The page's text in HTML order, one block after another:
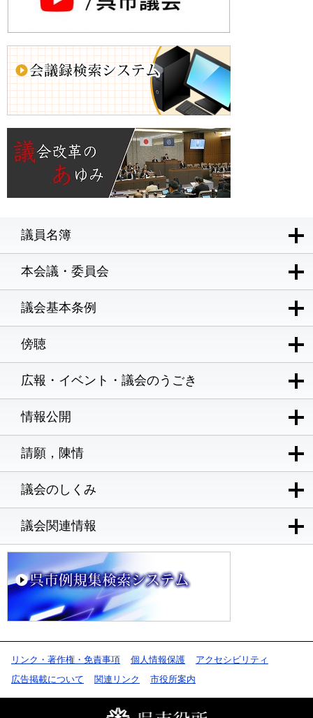
議員名簿
本会議・委員会
議会基本条例
傍聴
広報・イベント・議会のうごき
情報公開
請願，陳情
議会のしくみ
議会関連情報
リンク・著作権・免責事項 個人情報保護
アクセシビリティ
広告掲載について
関連リンク 市役所案内